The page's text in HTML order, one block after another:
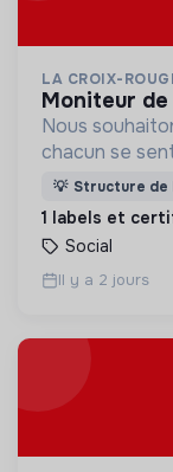
LA CROIX-
moniteur
Nous
chacun se
nous
💡 Structure de
1 labels et
Social
Il y a 2 jours